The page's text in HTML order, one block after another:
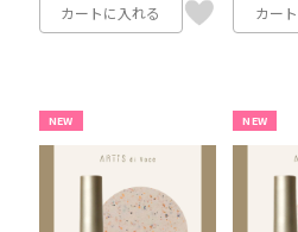
カートに入れる
カー
NEW NEW